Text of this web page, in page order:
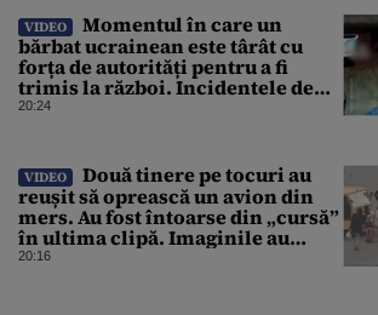
VIDEO
Momentul în care un
bărbat ucrainean este târât cu
forța de autorități pentru a fi
trimis la război. Incidentele de
acest fel sunt tot mai dese
20:24
VIDEO
Două tinere pe tocuri au
reușit să oprească un avion din
mers. Au fost întoarse din „cursă”
în ultima clipă. Imaginile au
devenit virale
20:16